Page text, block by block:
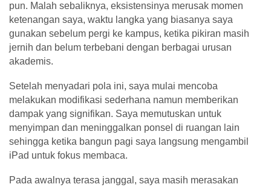
pun. Malah sebaliknya, eksistensinya merusak momen
ketenangan saya, waktu langka yang biasanya saya
gunakan sebelum pergi ke kampus, ketika pikiran masih
jernih dan belum terbebani dengan berbagai urusan
akademis.
Setelah menyadari pola ini, saya mulai mencoba
melakukan modifikasi sederhana namun memberikan
dampak yang signifikan. Saya memutuskan untuk
menyimpan dan meninggalkan ponsel di ruangan lain
sehingga ketika bangun pagi saya langsung mengambil
iPad untuk fokus membaca.
Pada awalnya terasa janggal, saya masih merasakan